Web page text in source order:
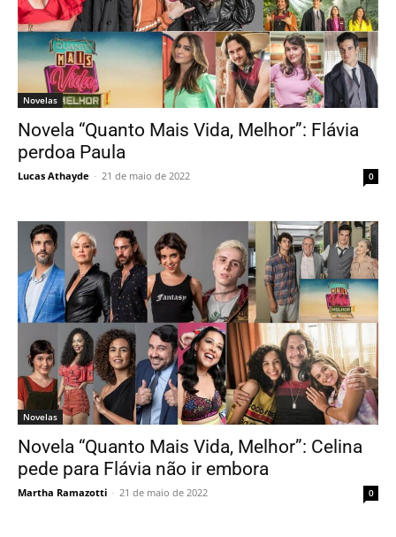
Novelas
Novela “Quanto Mais Vida, Melhor”: Flávia
perdoa Paula
Lucas Athayde - 21 de maio de 2022 0
Novelas
Novela “Quanto Mais Vida, Melhor”: Celina
pede para Flávia não ir embora
Martha Ramazotti - 21 de maio de 2022 0